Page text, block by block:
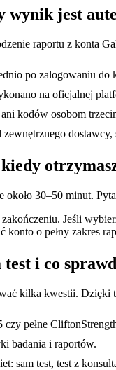
wynik jest
raportu z konta
po zalogowaniu do
na oficjalnej
kodów osobom
zewnętrznego
30–50 minut.
Jeśli
konto o pełny zakres
test i co
kilka kwestii. Dzięki
pełne
badania i raportów.
sam test, test z